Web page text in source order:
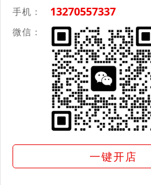
手机： 13270557337
微信：
一键开店